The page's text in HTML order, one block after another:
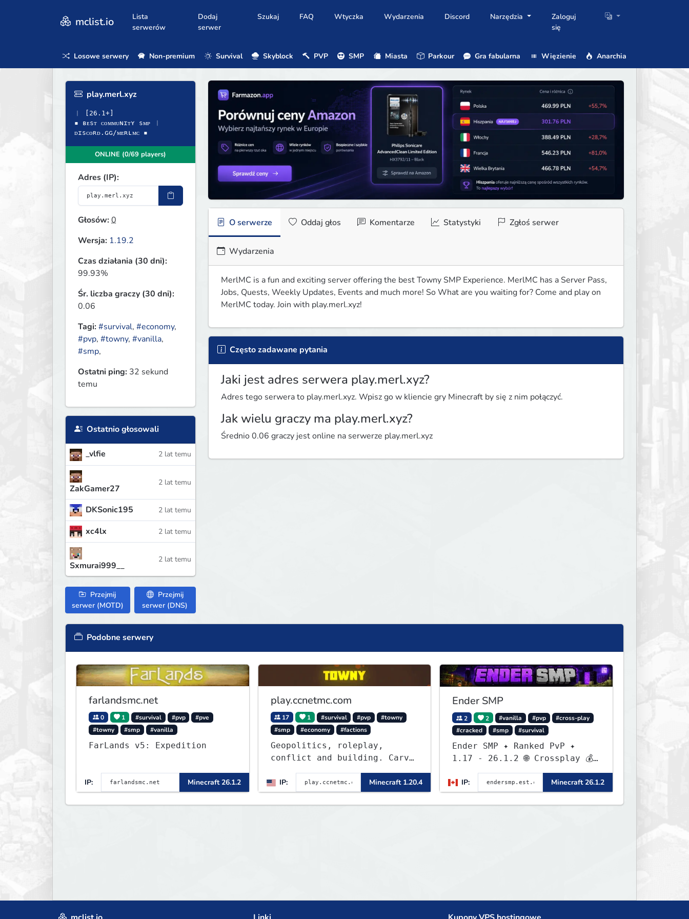
mclist.io
Lista
serwerów
Dodaj
serwer
Szukaj FAQ Wtyczka Wydarzenia Discord Narzędzia
Zaloguj
się
Losowe serwery Non-premium Survival Skyblock PVP SMP Miasta Parkour Gra fabularna Więzienie Anarchia
play.merl.xyz
︱ [26.1+]
▪ ʙᴇsᴛ ᴄᴏᴍᴍᴜɴɪᴛʏ sᴍᴘ ︱
ᴅɪsᴄᴏʀᴅ.ɢɢ/ᴍᴇʀʟᴍᴄ ▪
ONLINE (0/69 players)
Adres (IP):
Głosów:0
Wersja: 1.19.2
Czas działania (30 dni):
99.93%
Śr. liczba graczy (30 dni):
0.06
Tagi:#survival, #economy,
#pvp, #towny, #vanilla,
#smp,
Ostatni ping: 32 sekund
temu
Ostatnio głosowali
_vlfie 2 lat temu
ZakGamer27
2 lat temu
DKSonic195 2 lat temu
xc4lx 2 lat temu
Sxmurai999__
2 lat temu
Przejmij
serwer (MOTD)
Przejmij
serwer (DNS)
O serwerze Oddaj głos Komentarze Statystyki Zgłoś serwer
Wydarzenia
MerlMC is a fun and exciting server offering the best Towny SMP Experience. MerlMC has a Server Pass,
Jobs, Quests, Weekly Updates, Events and much more! So What are you waiting for? Come and play on
MerlMC today. Join with play.merl.xyz!
Często zadawane pytania
Jaki jest adres serwera play.merl.xyz?
Adres tego serwera to play.merl.xyz. Wpisz go w kliencie gry Minecraft by się z nim połączyć.
Jak wielu graczy ma play.merl.xyz?
Średnio 0.06 graczy jest online na serwerze play.merl.xyz
Podobne serwery
farlandsmc.net
0 1 #survival #pvp
#pve
#towny
#smp #vanilla
FarLands v5: Expedition
IP: Minecraft 26.1.2
play.ccnetmc.com
17 1 #survival #pvp
#towny
#smp
#economy #factions
Geopolitics, roleplay,
conflict and building. Carve
1:1000 map of Earth using
tanks, warships, guns and
more. Express your creative
IP: Minecraft 1.20.4
Ender SMP
2 2 #vanilla #pvp
#cross-play
#cracked
#smp #survival
Ender SMP ✦ Ranked PvP ✦
1.17 - 26.1.2 🌐 Crossplay 💰
Rewards 🛠 Custom Gear
IP:
Minecraft 26.1.2